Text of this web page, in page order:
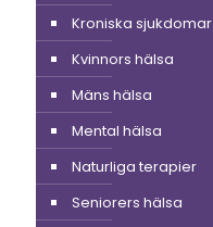
Kroniska sjukdomar
Kvinnors hälsa
Mäns hälsa
Mental hälsa
Naturliga terapier
Seniorers hälsa